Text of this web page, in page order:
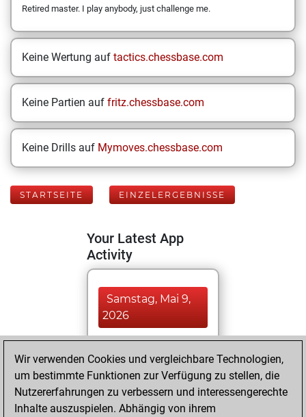
Retired master. I play anybody, just challenge me.
Keine Wertung auf tactics.chessbase.com
Keine Partien auf fritz.chessbase.com
Keine Drills auf Mymoves.chessbase.com
STARTSEITE EINZELERGEBNISSE
Your Latest App
Activity
Samstag, Mai 9,
2026
You played 221
bullet games
Play
You scored
+163 =9 -49 in bullet
Wir verwenden Cookies und vergleichbare Technologien,
um bestimmte Funktionen zur Verfügung zu stellen, die
Nutzererfahrungen zu verbessern und interessengerechte
Inhalte auszuspielen. Abhängig von ihrem